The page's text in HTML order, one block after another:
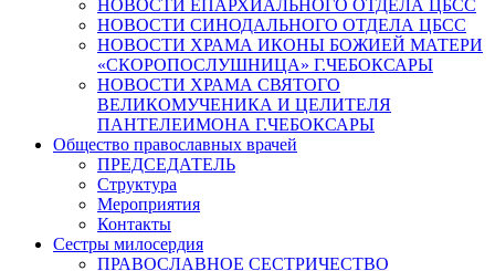
НОВОСТИ ЕПАРХИАЛЬНОГО ОТДЕЛА ЦБСС
НОВОСТИ СИНОДАЛЬНОГО ОТДЕЛА ЦБСС
НОВОСТИ ХРАМА ИКОНЫ БОЖИЕЙ МАТЕРИ
«СКОРОПОСЛУШНИЦА» Г.ЧЕБОКСАРЫ
НОВОСТИ ХРАМА СВЯТОГО
ВЕЛИКОМУЧЕНИКА И ЦЕЛИТЕЛЯ
ПАНТЕЛЕИМОНА Г.ЧЕБОКСАРЫ
Общество православных врачей
ПРЕДСЕДАТЕЛЬ
Структура
Мероприятия
Контакты
Сестры милосердия
ПРАВОСЛАВНОЕ СЕСТРИЧЕСТВО